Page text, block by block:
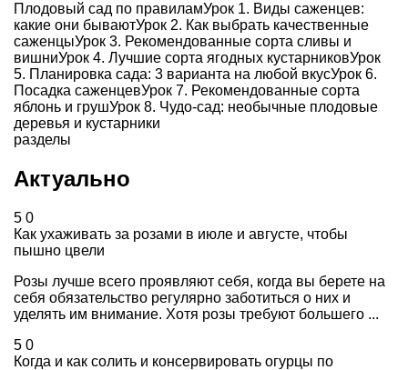
Плодовый сад по правиламУрок 1. Виды саженцев:
какие они бываютУрок 2. Как выбрать качественные
саженцыУрок 3. Рекомендованные сорта сливы и
вишниУрок 4. Лучшие сорта ягодных кустарниковУрок
5. Планировка сада: 3 варианта на любой вкусУрок 6.
Посадка саженцевУрок 7. Рекомендованные сорта
яблонь и грушУрок 8. Чудо-сад: необычные плодовые
деревья и кустарники
разделы
Актуально
5 0
Как ухаживать за розами в июле и августе, чтобы
пышно цвели
Розы лучше всего проявляют себя, когда вы берете на
себя обязательство регулярно заботиться о них и
уделять им внимание. Хотя розы требуют большего ...
5 0
Когда и как солить и консервировать огурцы по